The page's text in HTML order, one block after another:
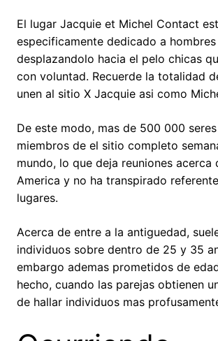
El lugar Jacquie et Michel Contact
especificamente dedicado a hombres
desplazandolo hacia el pelo chicas
con voluntad. Recuerde la totalidad
unen al sitio X Jacquie asi­ como
De este modo, mas de 500 000
miembros de el sitio completo
mundo, lo que deja reuniones acerca
America y no ha transpirado
lugares.
Acerca de entre a la antiguedad,
individuos sobre dentro de 25 y 35
embargo ademas prometidos de
hecho, cuando las parejas obtienen
de hallar individuos mas